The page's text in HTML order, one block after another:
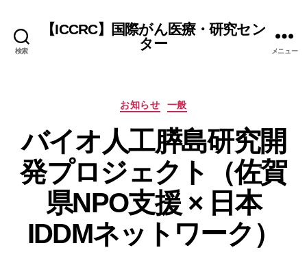
検索
【ICCRC】国際がん医療・研究セン
ター
メニュー
カ
ゴ
リ
ー
お知らせ 一般
バイオ人工膵島研究開
発プロジェクト（佐賀
県NPO支援 × 日本
IDDMネットワーク）